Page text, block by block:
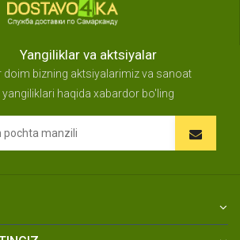
Yangiliklar va aktsiyalar
doim bizning aktsiyalarimiz va sanoat
yangiliklari haqida xabardor bo'ling